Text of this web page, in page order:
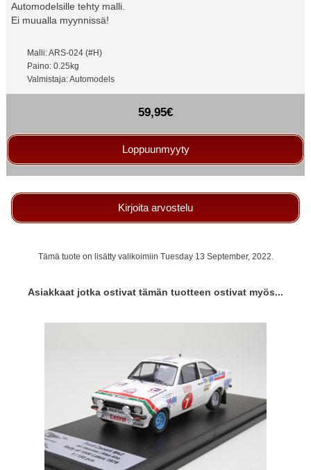
Automodelsille tehty malli.
Ei muualla myynnissä!
Malli: ARS-024 (#H)
Paino: 0.25kg
Valmistaja: Automodels
59,95€
Loppuunmyyty
Kirjoita arvostelu
Tämä tuote on lisätty valikoimiin Tuesday 13 September, 2022.
Asiakkaat jotka ostivat tämän tuotteen ostivat myös...